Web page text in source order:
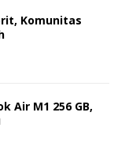
Komunitas
Air M1 256 GB,